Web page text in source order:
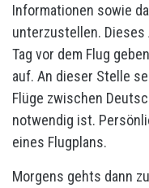
Informationen sowie
unterzustellen. Dieses
Tag vor dem Flug
auf. An dieser Stelle
Flüge zwischen
notwendig ist.
eines Flugplans.
Morgens gehts dann